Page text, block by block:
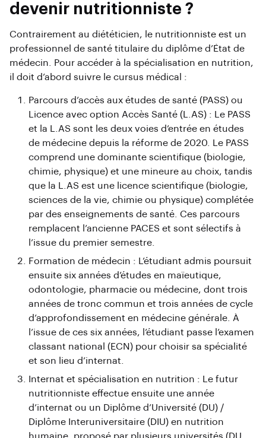
devenir nutritionniste ?
Contrairement au diététicien, le nutritionniste est un
professionnel de santé titulaire du diplôme d’État de
médecin. Pour accéder à la spécialisation en nutrition,
il doit d’abord suivre le cursus médical :
Parcours d’accès aux études de santé (PASS) ou
Licence avec option Accès Santé (L.AS) : Le PASS
et la L.AS sont les deux voies d’entrée en études
de médecine depuis la réforme de 2020. Le PASS
comprend une dominante scientifique (biologie,
chimie, physique) et une mineure au choix, tandis
que la L.AS est une licence scientifique (biologie,
sciences de la vie, chimie ou physique) complétée
par des enseignements de santé. Ces parcours
remplacent l’ancienne PACES et sont sélectifs à
l’issue du premier semestre.
Formation de médecin : L’étudiant admis poursuit
ensuite six années d’études en maïeutique,
odontologie, pharmacie ou médecine, dont trois
années de tronc commun et trois années de cycle
d’approfondissement en médecine générale. À
l’issue de ces six années, l’étudiant passe l’examen
classant national (ECN) pour choisir sa spécialité
et son lieu d’internat.
Internat et spécialisation en nutrition : Le futur
nutritionniste effectue ensuite une année
d’internat ou un Diplôme d’Université (DU) /
Diplôme Interuniversitaire (DIU) en nutrition